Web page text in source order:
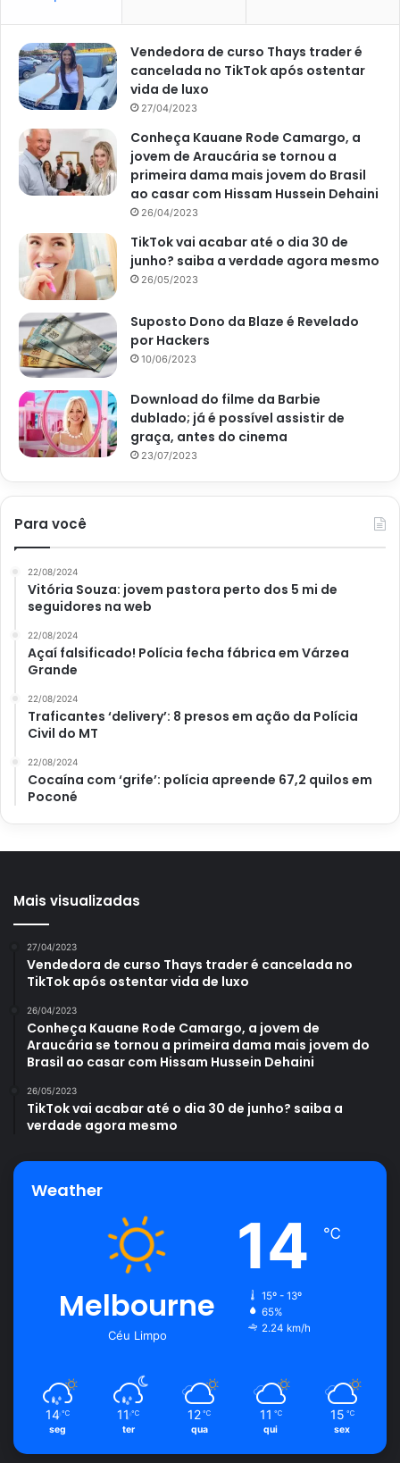
Vendedora de curso Thays trader é
cancelada no TikTok após ostentar
vida de luxo
27/04/2023
Conheça Kauane Rode Camargo, a
jovem de Araucária se tornou a
primeira dama mais jovem do Brasil
ao casar com Hissam Hussein Dehaini
26/04/2023
TikTok vai acabar até o dia 30 de
junho? saiba a verdade agora mesmo
26/05/2023
Suposto Dono da Blaze é Revelado
por Hackers
10/06/2023
Download do filme da Barbie
dublado; já é possível assistir de
graça, antes do cinema
23/07/2023
Para você
22/08/2024
Vitória Souza: jovem pastora perto dos 5 mi de
seguidores na web
22/08/2024
Açaí falsificado! Polícia fecha fábrica em Várzea
Grande
22/08/2024
Traficantes ‘delivery’: 8 presos em ação da Polícia
Civil do MT
22/08/2024
Cocaína com ‘grife’: polícia apreende 67,2 quilos em
Poconé
Mais visualizadas
27/04/2023
Vendedora de curso Thays trader é cancelada no
TikTok após ostentar vida de luxo
26/04/2023
Conheça Kauane Rode Camargo, a jovem de
Araucária se tornou a primeira dama mais jovem do
Brasil ao casar com Hissam Hussein Dehaini
26/05/2023
TikTok vai acabar até o dia 30 de junho? saiba a
verdade agora mesmo
Weather
Melbourne
Céu Limpo
14 ℃
15º - 13º
65%
2.24 km/h
14 ℃
seg
11 ℃
ter
12 ℃
qua
11 ℃
qui
15 ℃
sex